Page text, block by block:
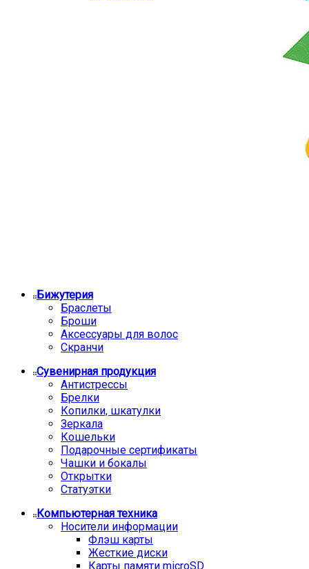
Бижутерия
Браслеты
Броши
Аксессуары для волос
Скранчи
Сувенирная продукция
Антистрессы
Брелки
Копилки, шкатулки
Зеркала
Кошельки
Подарочные сертификаты
Чашки и бокалы
Открытки
Статуэтки
Компьютерная техника
Носители информации
Флэш карты
Жесткие диски
Карты памяти microSD